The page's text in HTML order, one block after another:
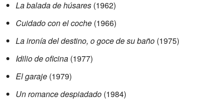
La balada de húsares (1962)
Cuidado con el coche (1966)
La ironía del destino, o goce de su baño (1975)
Idilio de oficina (1977)
El garaje (1979)
Un romance despiadado (1984)